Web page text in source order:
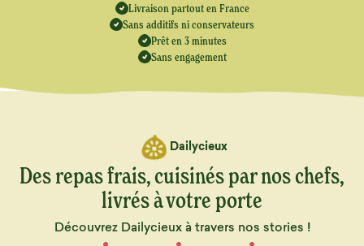
Livraison partout en France
Sans additifs ni conservateurs
Prêt en 3 minutes
Sans engagement
Dailycieux
Des repas frais, cuisinés par nos chefs,
livrés à votre porte
Découvrez Dailycieux à travers nos stories !